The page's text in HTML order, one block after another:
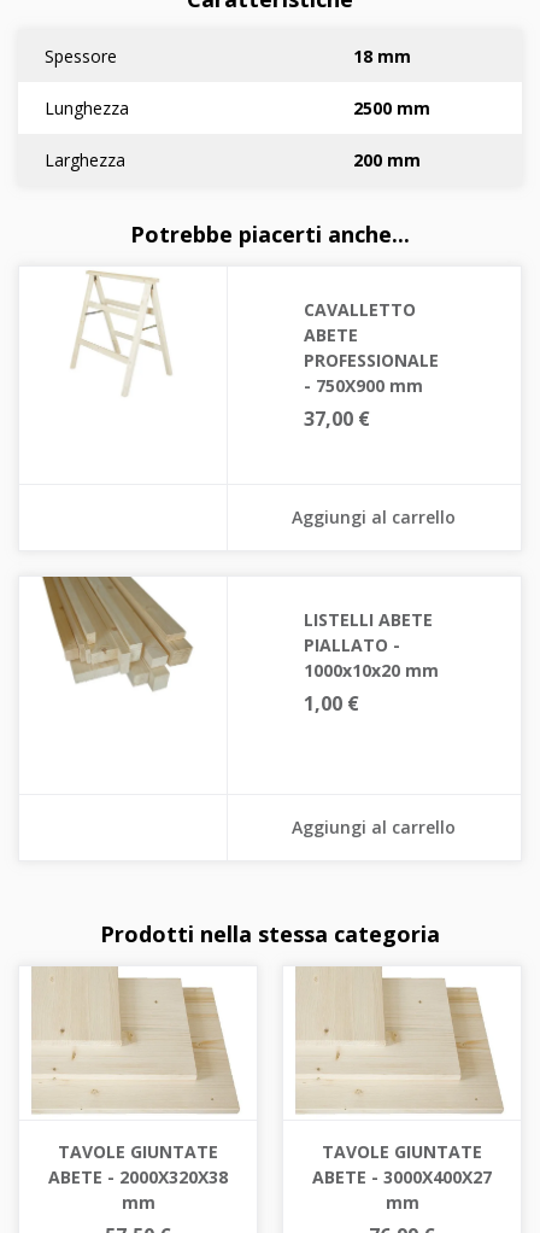
Spessore 18 mm
Lunghezza 2500 mm
Larghezza 200 mm
Potrebbe piacerti anche...
CAVALLETTO
ABETE
PROFESSIONALE
- 750X900 mm
37,00 €
Aggiungi al carrello
LISTELLI ABETE
PIALLATO -
1000x10x20 mm
1,00 €
Aggiungi al carrello
Prodotti nella stessa categoria
TAVOLE GIUNTATE
ABETE - 2000X320X38
mm
TAVOLE GIUNTATE
ABETE - 3000X400X27
mm